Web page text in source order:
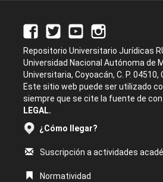
Repositorio Universitario Jurídicas
Universidad Nacional Autónoma de
Universitaria, Coyoacán, C. P. 04510,
Este sitio web puede ser utilizado
siempre que se cite la fuente de
LEGAL.
¿Cómo llegar?
Suscripción a actividades
Normatividad